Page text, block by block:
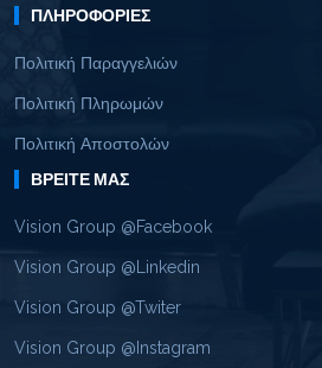
ΠΛΗΡΟΦΟΡΊΕΣ
Πολιτική Παραγγελιών
Πολιτική Πληρωμών
Πολιτική Αποστολών
ΒΡΕΊΤΕ ΜΑΣ
Vision Group @Facebook
Vision Group @Linkedin
Vision Group @Twiter
Vision Group @Instagram